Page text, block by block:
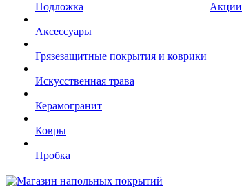
Подложка
Аксессуары
Грязезащитные покрытия и коврики
Искусственная трава
Керамогранит
Ковры
Пробка
Акции